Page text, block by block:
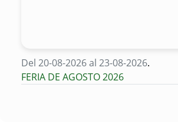
Del 20-08-2026 al 23-08-2026.
FERIA DE AGOSTO 2026